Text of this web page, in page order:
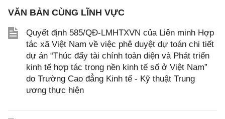
VĂN BẢN CÙNG LĨNH VỰC
Quyết định 585/QĐ-LMHTXVN của Liên minh Hợp
tác xã Việt Nam về việc phê duyệt dự toán chi tiết
dự án “Thúc đẩy tài chính toàn diện và Phát triển
kinh tế hợp tác trong nền kinh tế số ở Việt Nam”
do Trường Cao đẳng Kinh tế - Kỹ thuật Trung
ương thực hiện